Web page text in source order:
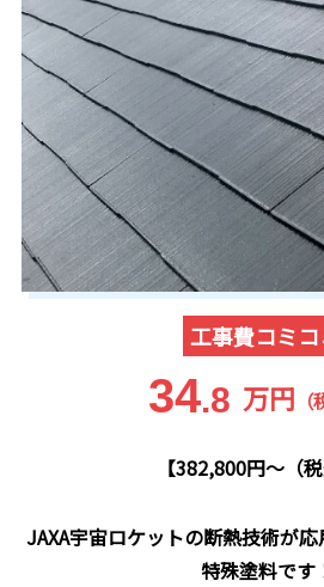
工事費コミコ
34.8 万円
【382,800円～（税
JAXA宇宙ロケットの断熱技術が
特殊塗料です